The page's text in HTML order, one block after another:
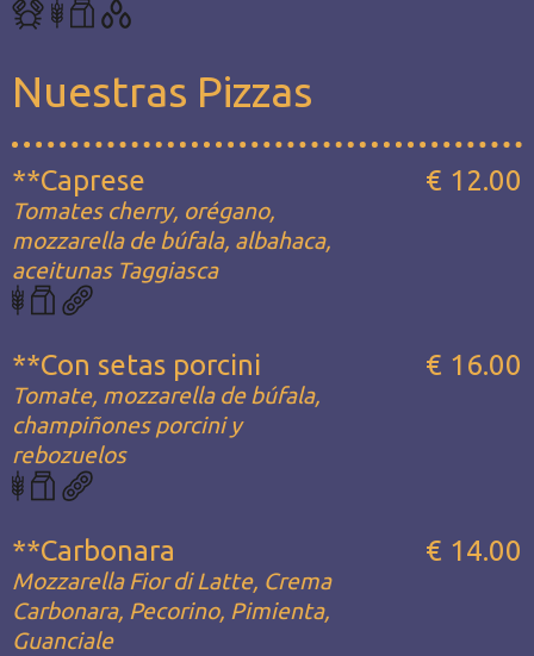
Nuestras Pizzas
**Caprese
Tomates cherry, orégano,
mozzarella de búfala, albahaca,
aceitunas Taggiasca
€ 12.00
**Con setas porcini
Tomate, mozzarella de búfala,
champiñones porcini y
rebozuelos
€ 16.00
**Carbonara
Mozzarella Fior di Latte, Crema
Carbonara, Pecorino, Pimienta,
Guanciale
€ 14.00